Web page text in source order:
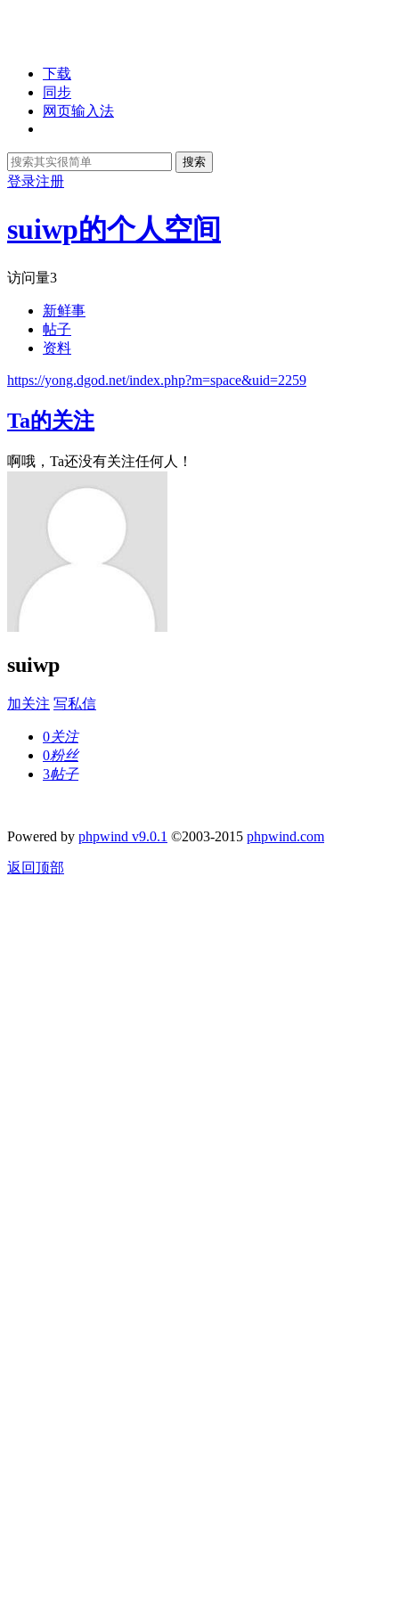
下载
同步
网页输入法
搜索
登录注册
suiwp的个人空间
访问量3
新鲜事
帖子
资料
https://yong.dgod.net/index.php?m=space&uid=2259
Ta的关注
啊哦，Ta还没有关注任何人！
suiwp
加关注 写私信
0关注
0粉丝
3帖子
Powered by phpwind v9.0.1 ©2003-2015 phpwind.com
返回顶部